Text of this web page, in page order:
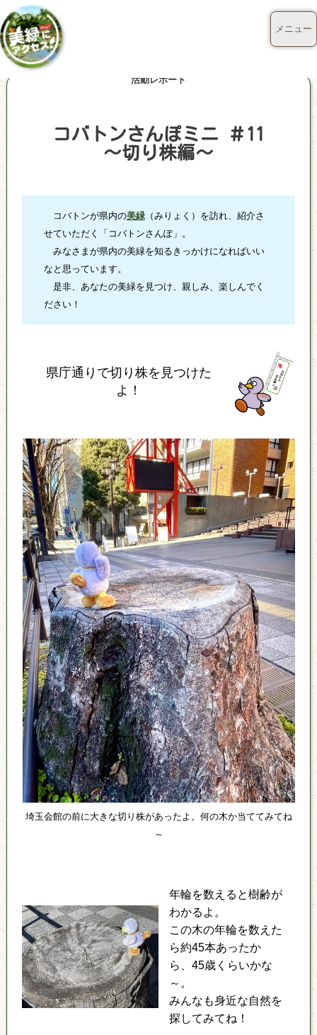
活動レポート
コバトンさんぽミニ ＃11
～切り株編～
コバトンが県内の美緑（みりょく）を訪れ、紹介さ
せていただく「コバトンさんぽ」。
みなさまが県内の美緑を知るきっかけになればいい
なと思っています。
是非、あなたの美緑を見つけ、親しみ、楽しんでく
ださい！
県庁通りで切り株を見つけた
よ！
埼玉会館の前に大きな切り株があったよ。何の木か当ててみてね
～
年輪を数えると樹齢が
わかるよ。
この木の年輪を数えた
ら約45本あったか
ら、45歳くらいかな
～。
みんなも身近な自然を
探してみてね！
メニュー